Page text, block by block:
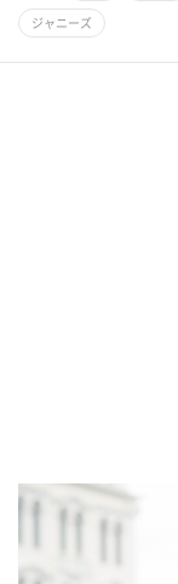
ジャニーズ